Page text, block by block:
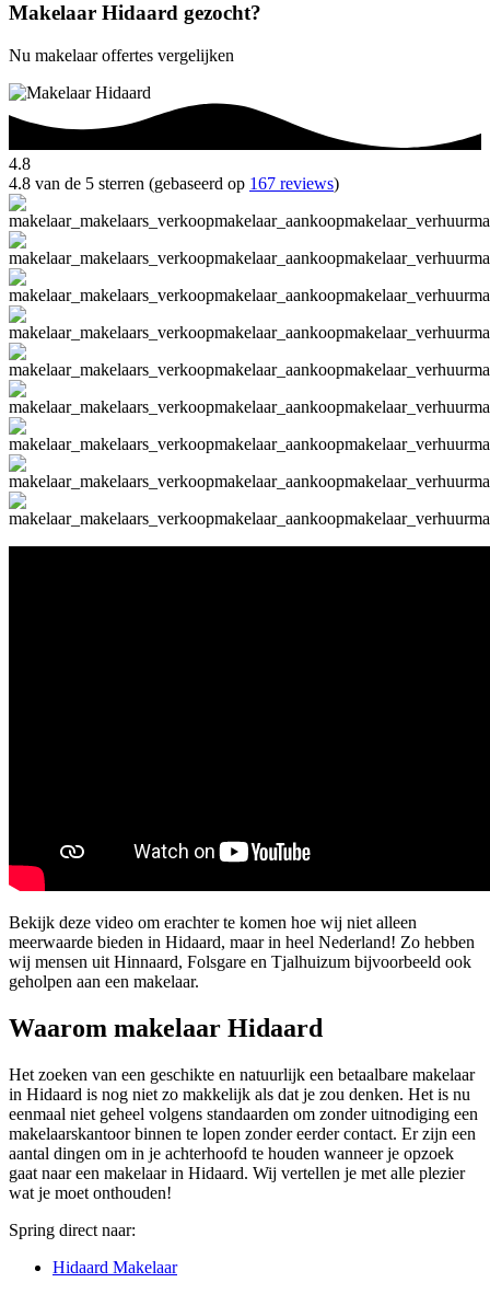
Makelaar Hidaard gezocht?
Nu makelaar offertes vergelijken
4.8
4.8 van de 5 sterren (gebaseerd op 167 reviews)
Bekijk deze video om erachter te komen hoe wij niet alleen
meerwaarde bieden in Hidaard, maar in heel Nederland! Zo hebben
wij mensen uit Hinnaard, Folsgare en Tjalhuizum bijvoorbeeld ook
geholpen aan een makelaar.
Waarom makelaar Hidaard
Het zoeken van een geschikte en natuurlijk een betaalbare makelaar
in Hidaard is nog niet zo makkelijk als dat je zou denken. Het is nu
eenmaal niet geheel volgens standaarden om zonder uitnodiging een
makelaarskantoor binnen te lopen zonder eerder contact. Er zijn een
aantal dingen om in je achterhoofd te houden wanneer je opzoek
gaat naar een makelaar in Hidaard. Wij vertellen je met alle plezier
wat je moet onthouden!
Spring direct naar:
Hidaard Makelaar